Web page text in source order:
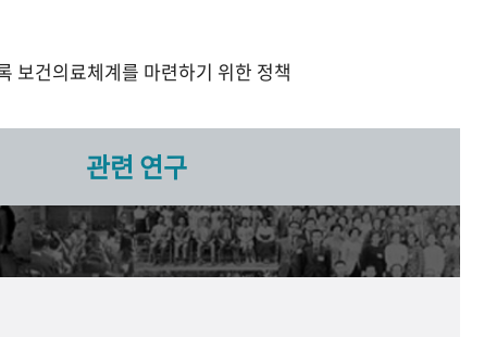
보건의료체계를 마련하기 위한 정책
관련 연구